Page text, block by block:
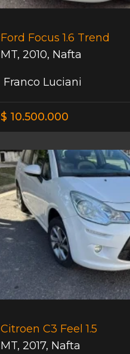
Ford Focus 1.6 Trend
MT, 2010, Nafta
Franco Luciani
$ 10.500.000
Citroen C3 Feel 1.5
MT, 2017, Nafta